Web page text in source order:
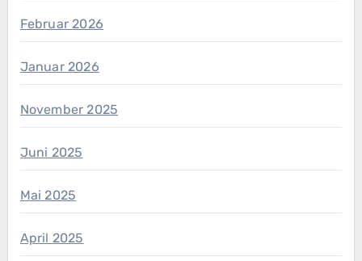
Februar 2026
Januar 2026
November 2025
Juni 2025
Mai 2025
April 2025